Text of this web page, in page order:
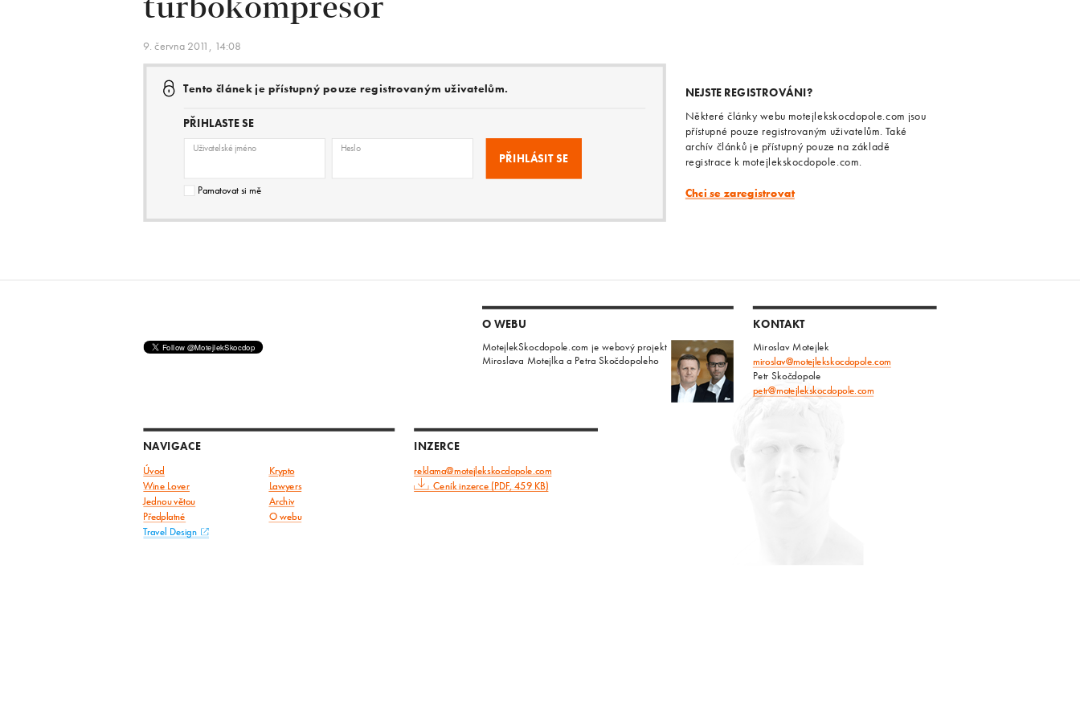
turbokompresor
9. června 2011, 14:08
Tento článek je přístupný pouze registrovaným uživatelům.
PŘIHLASTE SE
Uživatelské jméno Heslo
Pamatovat si mě
NEJSTE REGISTROVÁNI?
Některé články webu motejlekskocdopole.com jsou
přístupné pouze registrovaným uživatelům. Také
archív článků je přístupný pouze na základě
registrace k motejlekskocdopole.com.
Chci se zaregistrovat
O WEBU
MotejlekSkocdopole.com je webový projekt
Miroslava Motejlka a Petra Skočdopoleho
KONTAKT
Miroslav Motejlek
miroslav@motejlekskocdopole.com
Petr Skočdopole
petr@motejlekskocdopole.com
NAVIGACE
Úvod Krypto
Wine Lover
Lawyers
Jednou větou
Archiv
Předplatné O webu
Travel Design
INZERCE
reklama@motejlekskocdopole.com
Ceník inzerce (PDF, 459 KB)